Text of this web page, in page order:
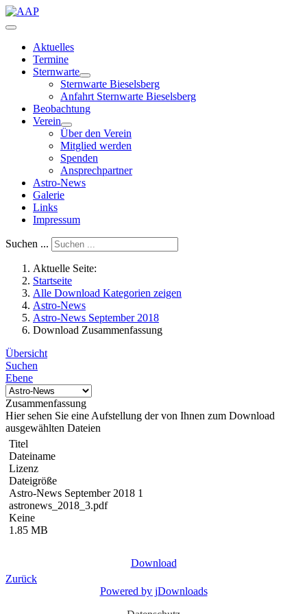
Aktuelles
Termine
Sternwarte
Sternwarte Bieselsberg
Anfahrt Sternwarte Bieselsberg
Beobachtung
Verein
Über den Verein
Mitglied werden
Spenden
Ansprechpartner
Astro-News
Galerie
Links
Impressum
Suchen ...
Aktuelle Seite:
Startseite
Alle Download Kategorien zeigen
Astro-News
Astro-News September 2018
Download Zusammenfassung
Übersicht
Suchen
Ebene
Zusammenfassung
Hier sehen Sie eine Aufstellung der von Ihnen zum Download
ausgewählten Dateien
Titel
Dateiname
Lizenz
Dateigröße
Astro-News September 2018 1
astronews_2018_3.pdf
Keine
1.85 MB
Download
Zurück
Powered by jDownloads